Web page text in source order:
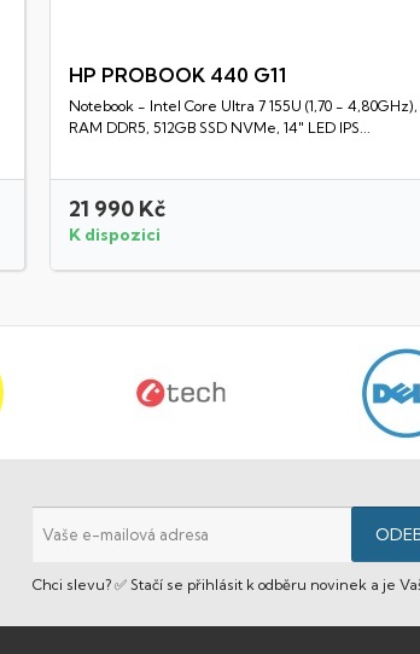
Rychlý náhled
HP PROBOOK 440 G11
Notebook - Intel Core Ultra 7 155U (1,70 - 4,80GHz),
RAM DDR5, 512GB SSD NVMe, 14" LED IPS...
21 990 Kč
K dispozici
Chci slevu? ✅ Stačí se přihlásit k odběru novinek a je